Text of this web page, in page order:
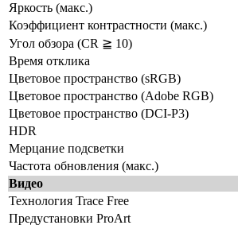
Яркость (макс.)
Коэффициент контрастности (макс.)
Угол обзора (CR ≧ 10)
Время отклика
Цветовое пространство (sRGB)
Цветовое пространство (Adobe RGB)
Цветовое пространство (DCI-P3)
HDR
Мерцание подсветки
Частота обновления (макс.)
Видео
Технология Trace Free
Предустановки ProArt